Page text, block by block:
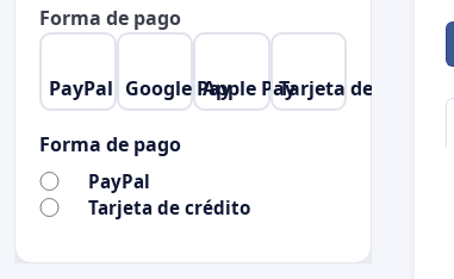
Forma de pago
PayPal Google PayApple PayTarjeta de crédito
Forma de pago
PayPal
Tarjeta de crédito